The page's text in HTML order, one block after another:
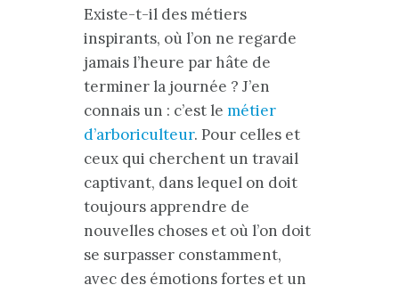
Existe-t-il des métiers
inspirants, où l’on ne regarde
jamais l’heure par hâte de
terminer la journée ? J’en
connais un : c’est le métier
d’arboriculteur. Pour celles et
ceux qui cherchent un travail
captivant, dans lequel on doit
toujours apprendre de
nouvelles choses et où l’on doit
se surpasser constamment,
avec des émotions fortes et un